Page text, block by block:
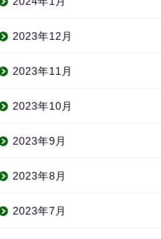
2023年12月
2023年11月
2023年10月
2023年9月
2023年8月
2023年7月